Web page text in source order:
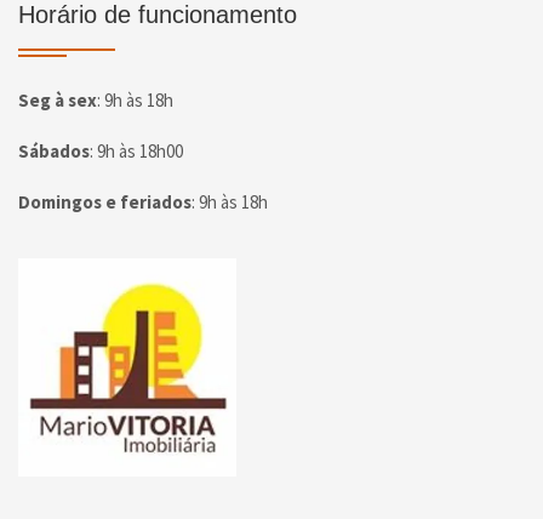
Horário de funcionamento
Seg à sex: 9h às 18h
Sábados: 9h às 18h00
Domingos e feriados: 9h às 18h
Página inicial